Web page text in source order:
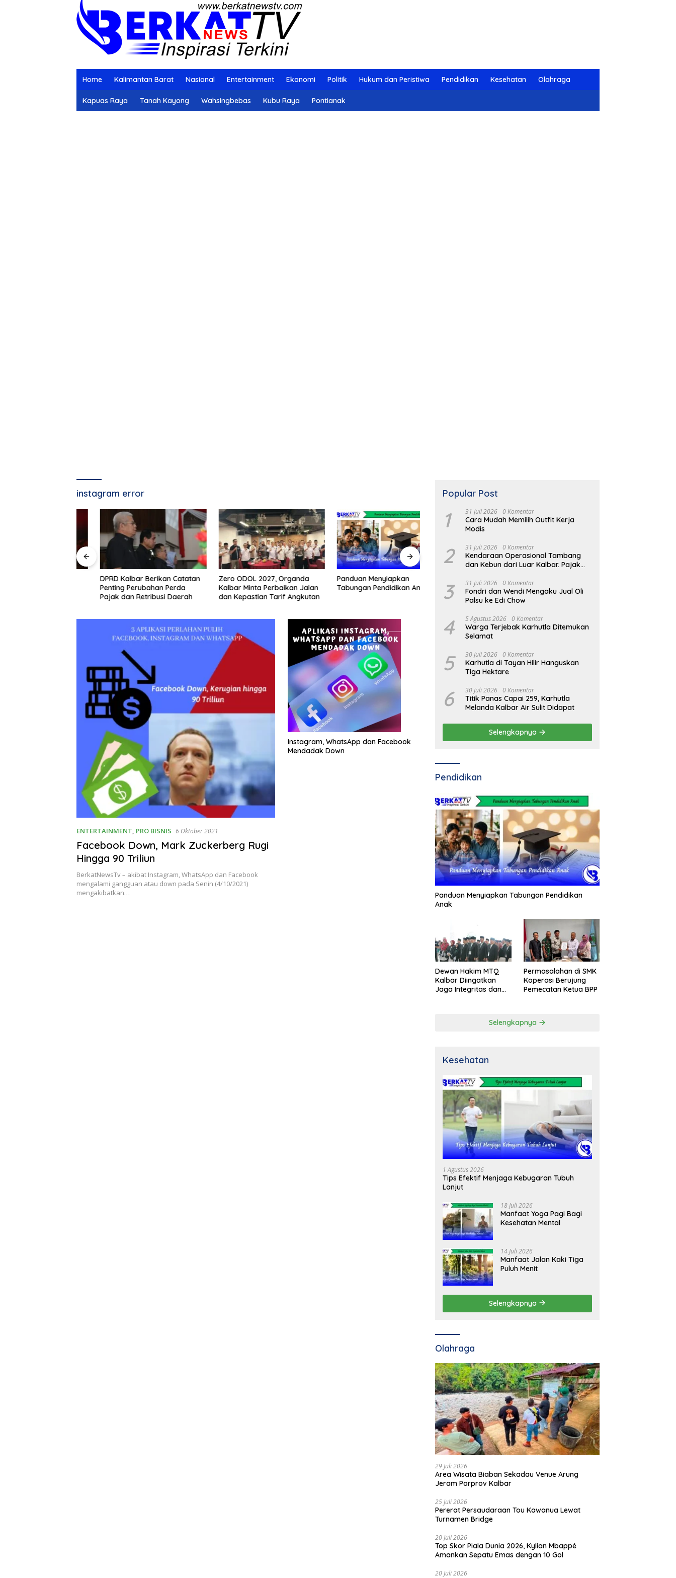
Home Kalimantan Barat Nasional Entertainment Ekonomi Politik Hukum dan Peristiwa Pendidikan Kesehatan Olahraga
Kapuas Raya Tanah Kayong Wahsingbebas Kubu Raya Pontianak
instagram error
DPRD Kalbar Berikan Catatan
Penting Perubahan Perda
Pajak dan Retribusi Daerah
Zero ODOL 2027, Organda
Kalbar Minta Perbaikan Jalan
dan Kepastian Tarif Angkutan
Panduan Menyiapkan
Tabungan Pendidikan Anak
Tips Cerdas Menata Ruang
Kerja Minimalis
Kelayakan Armada Pemadam
Karhutla
ENTERTAINMENT, PRO BISNIS 6 Oktober 2021
Facebook Down, Mark Zuckerberg Rugi
Hingga 90 Triliun
BerkatNewsTv – akibat Instagram, WhatsApp dan Facebook
mengalami gangguan atau down pada Senin (4/10/2021)
mengakibatkan…
Instagram, WhatsApp dan Facebook
Mendadak Down
Popular Post
1 31 Juli 2026 0 Komentar
Cara Mudah Memilih Outfit Kerja
Modis
2 31 Juli 2026 0 Komentar
Kendaraan Operasional Tambang
dan Kebun dari Luar Kalbar. Pajak
3 31 Juli 2026 0 Komentar
Fondri dan Wendi Mengaku Jual Oli
Palsu ke Edi Chow
4 5 Agustus 2026 0 Komentar
Warga Terjebak Karhutla Ditemukan
Selamat
5 30 Juli 2026 0 Komentar
Karhutla di Tayan Hilir Hanguskan
Tiga Hektare
6 30 Juli 2026 0 Komentar
Titik Panas Capai 259, Karhutla
Melanda Kalbar Air Sulit Didapat
Selengkapnya
Pendidikan
Panduan Menyiapkan Tabungan Pendidikan
Anak
Dewan Hakim MTQ
Kalbar Diingatkan
Jaga Integritas dan
Permasalahan di SMK
Koperasi Berujung
Pemecatan Ketua BPP
Selengkapnya
Kesehatan
1 Agustus 2026
Tips Efektif Menjaga Kebugaran Tubuh
Lanjut
18 Juli 2026
Manfaat Yoga Pagi Bagi
Kesehatan Mental
14 Juli 2026
Manfaat Jalan Kaki Tiga
Puluh Menit
Selengkapnya
Olahraga
29 Juli 2026
Area Wisata Biaban Sekadau Venue Arung
Jeram Porprov Kalbar
25 Juli 2026
Pererat Persaudaraan Tou Kawanua Lewat
Turnamen Bridge
20 Juli 2026
Top Skor Piala Dunia 2026, Kylian Mbappé
Amankan Sepatu Emas dengan 10 Gol
20 Juli 2026